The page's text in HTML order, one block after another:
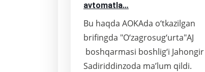
avtomatla…
Bu haqda AOKAda o‘tkazilgan
brifingda "O‘zagrosug‘urta"AJ
boshqarmasi boshlig‘i Jahongir
Sadiriddinzoda ma’lum qildi.